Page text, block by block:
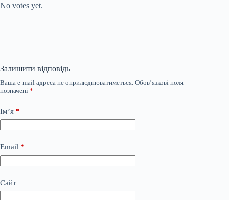
No votes yet.
Залишити відповідь
Ваша e-mail адреса не оприлюднюватиметься. Обов’язкові поля
позначені *
Ім’я *
Email *
Сайт